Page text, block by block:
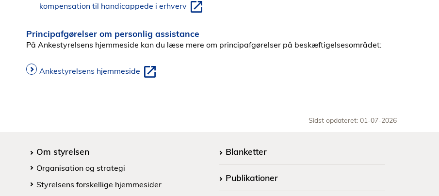
kompensation til handicappede i erhverv
Principafgørelser om personlig assistance
På Ankestyrelsens hjemmeside kan du læse mere om principafgørelser på beskæftigelsesområdet:
Ankestyrelsens hjemmeside
Sidst opdateret: 01-07-2026
Om styrelsen
Organisation og strategi
Styrelsens forskellige hjemmesider
Blanketter
Publikationer